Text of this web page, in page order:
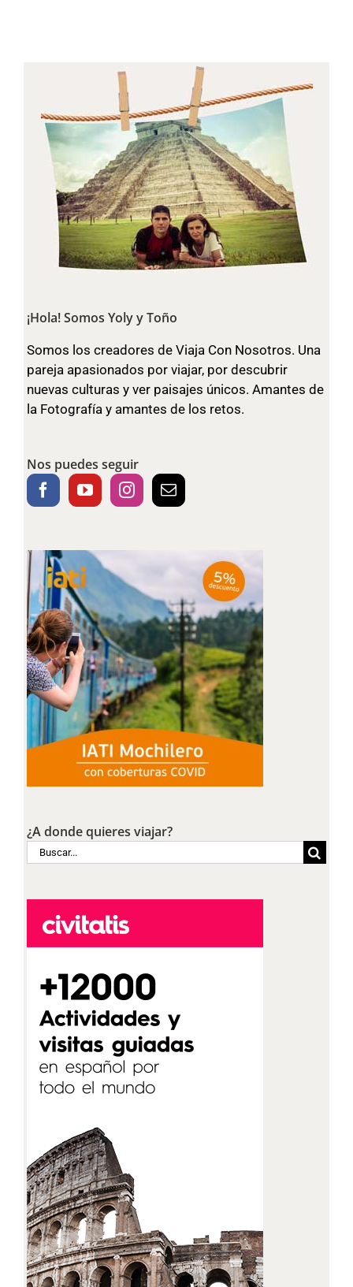
¡Hola! Somos Yoly y Toño
Somos los creadores de Viaja Con Nosotros. Una
pareja apasionados por viajar, por descubrir
nuevas culturas y ver paisajes únicos. Amantes de
la Fotografía y amantes de los retos.
Nos puedes seguir
¿A donde quieres viajar?
Buscar: